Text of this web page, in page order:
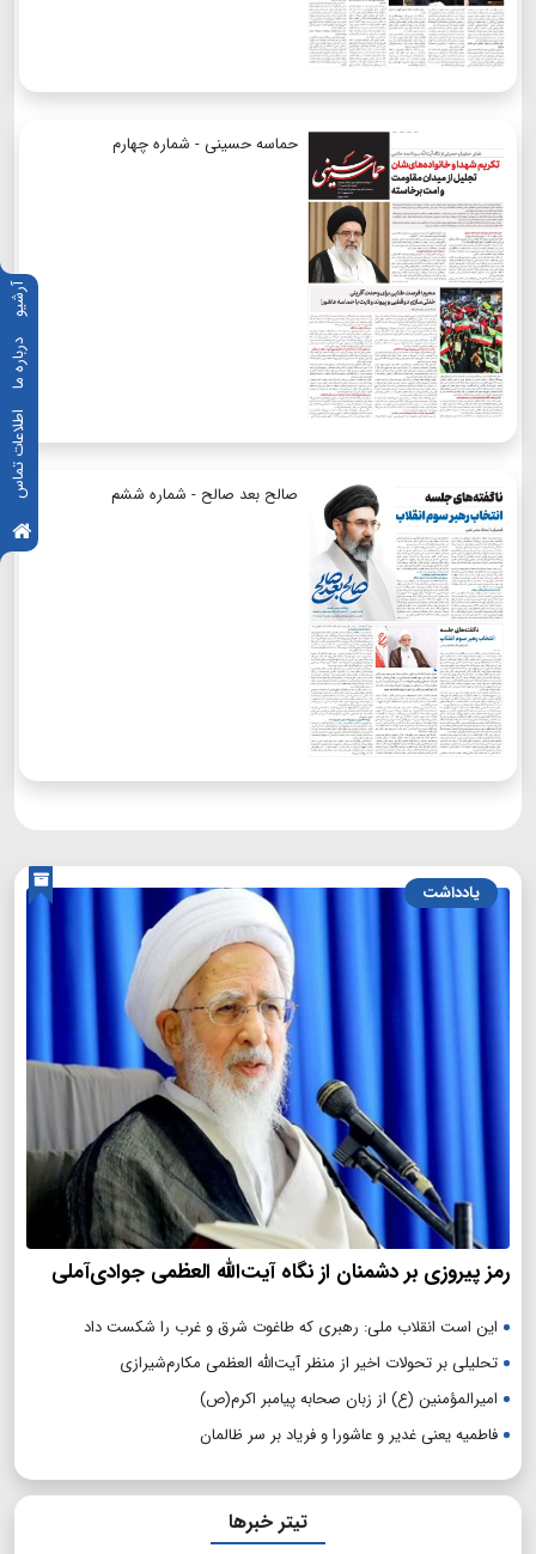
آرشیو
درباره ما
اطلاعات تماس
حماسه حسینی - شماره چهارم
صالح بعد صالح - شماره ششم
یادداشت
رمز پیروزی بر دشمنان از نگاه آیت‌الله العظمی جوادی‌آملی
این است انقلاب ملی: رهبری که طاغوت شرق و غرب را شکست داد
تحلیلی بر تحولات اخیر از منظر آیت‌الله العظمی مکارم‌شیرازی
امیرالمؤمنین (ع) از زبان صحابه پیامبر اکرم(ص)
فاطمیه یعنی غدیر و عاشورا و فریاد بر سر ظالمان
تیتر خبرها